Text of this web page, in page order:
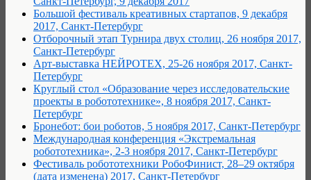
Большой фестиваль креативных стартапов, 9 декабря
2017, Санкт-Петербург
Отборочный этап Турнира двух столиц, 26 ноября 2017,
Санкт-Петербург
Арт-выставка НЕЙРОТЕХ, 25-26 ноября 2017, Санкт-
Петербург
Круглый стол «Образование через исследовательские
проекты в робототехнике», 8 ноября 2017, Санкт-
Петербург
Бронебот: бои роботов, 5 ноября 2017, Санкт-Петербург
Международная конференция «Экстремальная
робототехника», 2-3 ноября 2017, Санкт-Петербург
Фестиваль робототехники РобоФинист, 28–29 октября
(дата изменена) 2017, Санкт-Петербург